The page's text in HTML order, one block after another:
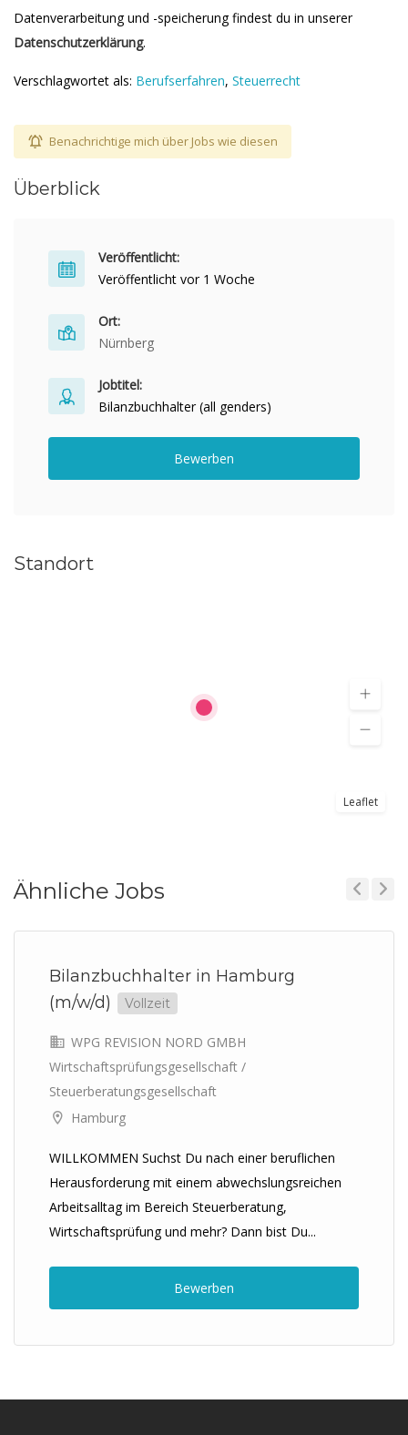
Datenverarbeitung und -speicherung findest du in unserer
Datenschutzerklärung.
Verschlagwortet als: Berufserfahren, Steuerrecht
Benachrichtige mich über Jobs wie diesen
Überblick
Veröffentlicht:
Veröffentlicht vor 1 Woche
Ort:
Nürnberg
Jobtitel:
Bilanzbuchhalter (all genders)
Bewerben
Standort
Leaflet
Ähnliche Jobs
Bilanzbuchhalter in Hamburg
(m/w/d)
Vollzeit
WPG REVISION NORD GMBH
Wirtschaftsprüfungsgesellschaft /
Steuerberatungsgesellschaft
Hamburg
WILLKOMMEN Suchst Du nach einer beruflichen
Herausforderung mit einem abwechslungsreichen
Arbeitsalltag im Bereich Steuerberatung,
Wirtschaftsprüfung und mehr? Dann bist Du...
Bewerben